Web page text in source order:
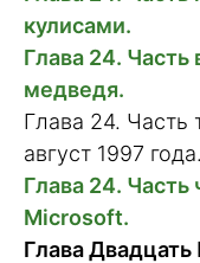
кулисами.
Глава 24. Часть
медведя.
Глава 24. Часть
август 1997 года.
Глава 24. Часть
Microsoft.
Глава